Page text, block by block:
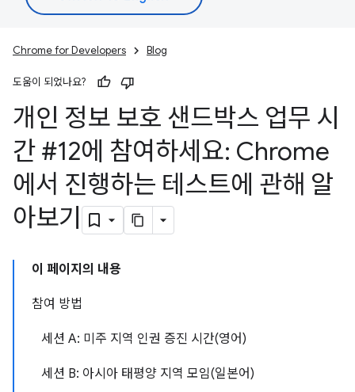
Chrome for Developers Blog
도움이 되었나요?
개인 정보 보호 샌드박스 업무 시
간 #12에 참여하세요: Chrome
에서 진행하는 테스트에 관해 알
아보기
이 페이지의 내용
참여 방법
세션 A: 미주 지역 인권 증진 시간(영어)
세션 B: 아시아 태평양 지역 모임(일본어)